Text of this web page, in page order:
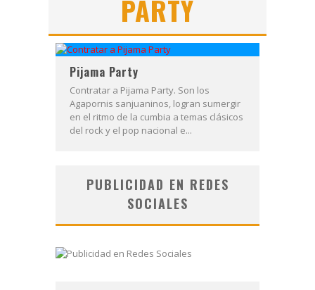
Los Ángeles Azules
PARTY
Pijama Party
Contratar a Pijama Party. Son los
Agapornis sanjuaninos, logran sumergir
en el ritmo de la cumbia a temas clásicos
del rock y el pop nacional e...
PUBLICIDAD EN REDES
SOCIALES